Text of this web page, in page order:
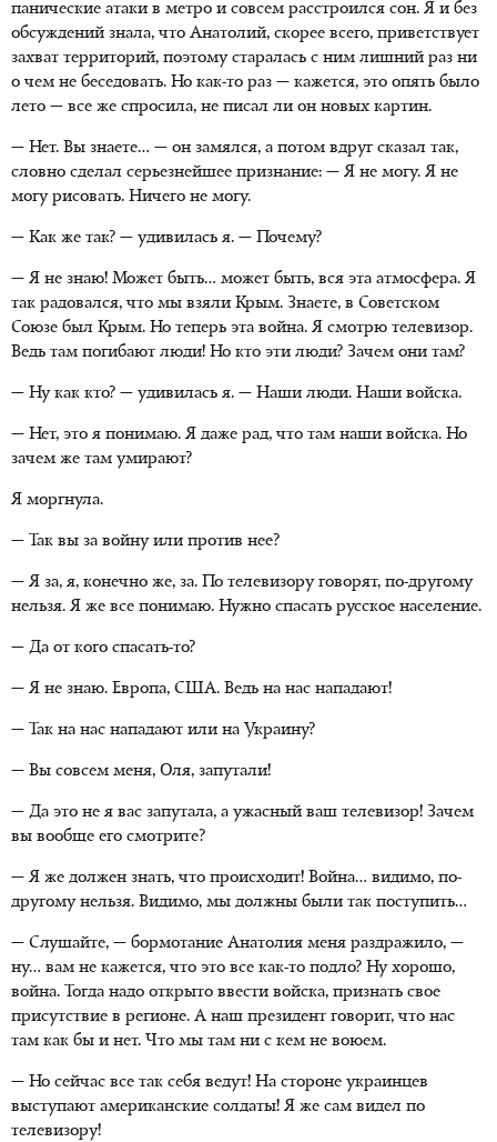
панические атаки в метро и совсем расстроился сон. Я и без
обсуждений знала, что Анатолий, скорее всего, приветствует
захват территорий, поэтому старалась с ним лишний раз ни
о чем не беседовать. Но как-то раз — кажется, это опять было
лето — все же спросила, не писал ли он новых картин.
— Нет. Вы знаете… — он замялся, а потом вдруг сказал так,
словно сделал серьезнейшее признание: — Я не могу. Я не
могу рисовать. Ничего не могу.
— Как же так? — удивилась я. — Почему?
— Я не знаю! Может быть… может быть, вся эта атмосфера. Я
так радовался, что мы взяли Крым. Знаете, в Советском
Союзе был Крым. Но теперь эта война. Я смотрю телевизор.
Ведь там погибают люди! Но кто эти люди? Зачем они там?
— Ну как кто? — удивилась я. — Наши люди. Наши войска.
— Нет, это я понимаю. Я даже рад, что там наши войска. Но
зачем же там умирают?
Я моргнула.
— Так вы за войну или против нее?
— Я за, я, конечно же, за. По телевизору говорят, по-другому
нельзя. Я же все понимаю. Нужно спасать русское население.
— Да от кого спасать-то?
— Я не знаю. Европа, США. Ведь на нас нападают!
— Так на нас нападают или на Украину?
— Вы совсем меня, Оля, запутали!
— Да это не я вас запутала, а ужасный ваш телевизор! Зачем
вы вообще его смотрите?
— Я же должен знать, что происходит! Война… видимо, по-
другому нельзя. Видимо, мы должны были так поступить…
— Слушайте, — бормотание Анатолия меня раздражило, —
ну… вам не кажется, что это все как-то подло? Ну хорошо,
война. Тогда надо открыто ввести войска, признать свое
присутствие в регионе. А наш президент говорит, что нас
там как бы и нет. Что мы там ни с кем не воюем.
— Но сейчас все так себя ведут! На стороне украинцев
выступают американские солдаты! Я же сам видел по
телевизору!